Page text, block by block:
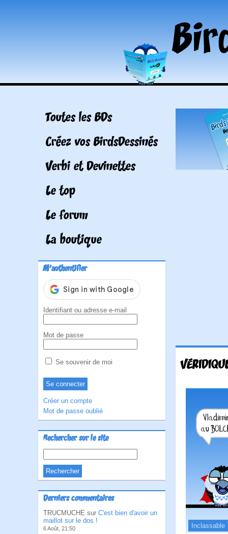
Toutes les BDs
Créez vos BirdsDessinés
Verbi et Devinettes
Le top
Le forum
La boutique
M'authentifier
Identifiant ou adresse e-mail
Mot de passe
Se souvenir de moi
Créer un compte
Mot de passe oublié
Rechercher sur le site
Derniers commentaires
TRUCMUCHE sur C'est bien d'avoir un
maillot sur le dos !
6 Août, 21:50 Inclassable